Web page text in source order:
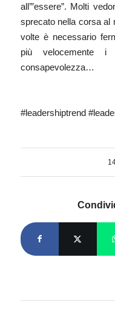
all’”essere”. Molti
sprecato nella corsa al
volte è necessario
più velocemente i
consapevolezza…
#leadershiptrend